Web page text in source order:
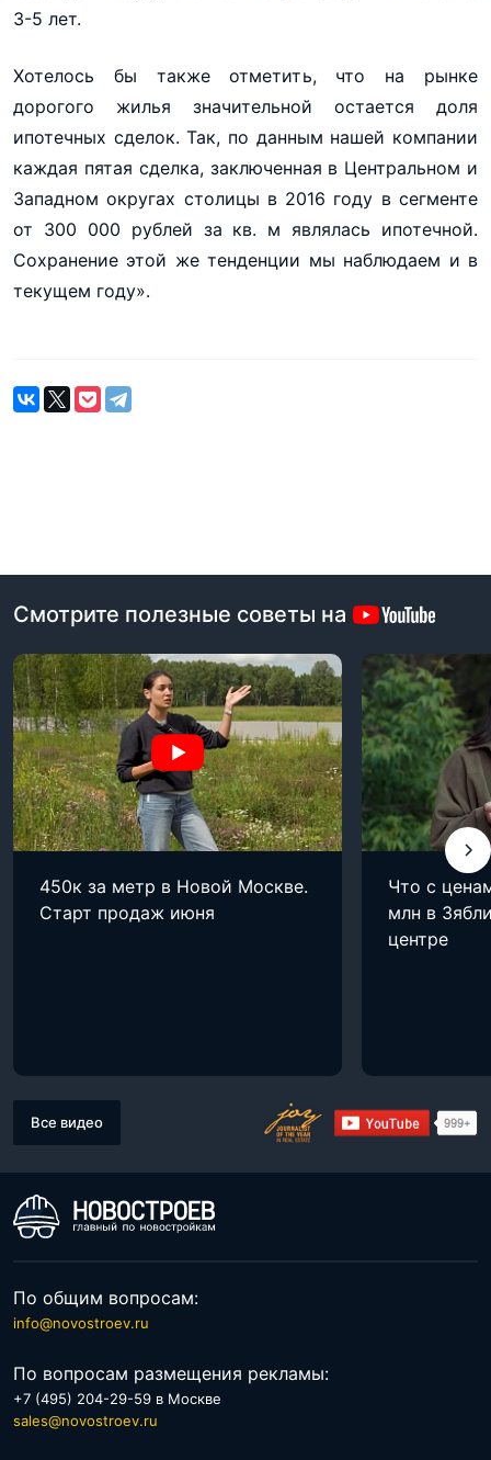
3-5 лет.
Хотелось бы также отметить, что на рынке
дорогого жилья значительной остается доля
ипотечных сделок. Так, по данным нашей компании
каждая пятая сделка, заключенная в Центральном и
Западном округах столицы в 2016 году в сегменте
от 300 000 рублей за кв. м являлась ипотечной.
Сохранение этой же тенденции мы наблюдаем и в
текущем году».
Смотрите полезные советы на
450к за метр в Новой Москве.
Старт продаж июня
Что с
млн в
центре
Все видео
По общим вопросам:
info@novostroev.ru
По вопросам размещения рекламы:
+7 (495) 204-29-59 в Москве
sales@novostroev.ru